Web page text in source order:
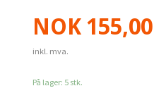
Pris
NOK 155,00
inkl. mva.
På lager: 5 stk.